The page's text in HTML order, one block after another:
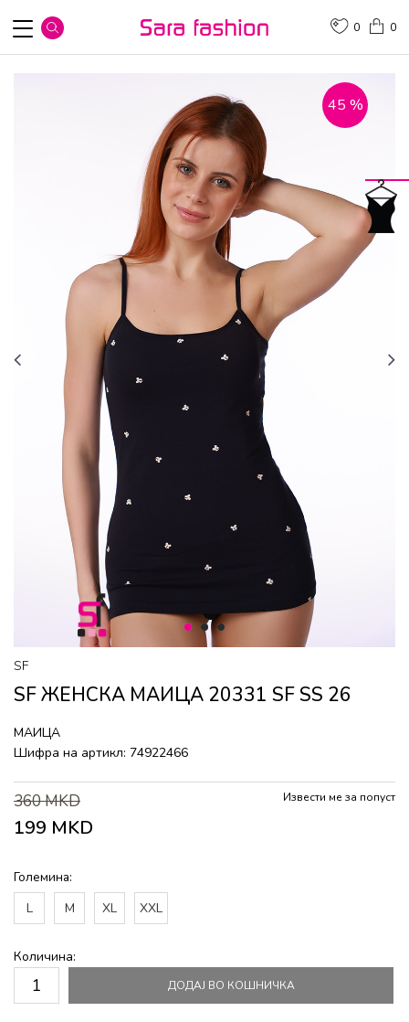
0
0
1 2 3
45 %
SF
SF ЖЕНСКА МАИЦА 20331 SF SS 26
МАИЦА
Шифра на артикл: 74922466
360MKD
199 MKD
Извести ме за попуст
Големина:
L
M XL XXL
Количина:
ДОДАЈ ВО КОШНИЧКА